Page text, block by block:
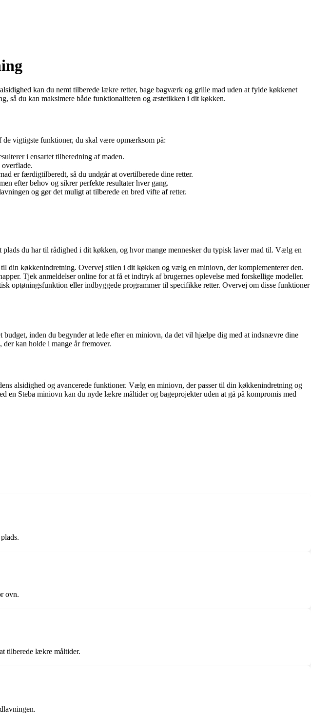
kan du nemt tilberede lækre retter, bage bagværk og grille mad uden at fylde køkkenet
så du kan maksimere både funktionaliteten og æstetikken i dit køkken.
de vigtigste funktioner, du skal være opmærksom på:
i ensartet tilberedning af maden.
er færdigtilberedt, så du undgår at overtilberede dine retter.
efter behov og sikrer perfekte resultater hver gang.
og gør det muligt at tilberede en bred vifte af retter.
du har til rådighed i dit køkken, og hvor mange mennesker du typisk laver mad til. Vælg en
din køkkenindretning. Overvej stilen i dit køkken og vælg en miniovn, der komplementerer den.
Tjek anmeldelser online for at få et indtryk af brugernes oplevelse med forskellige modeller.
optøningsfunktion eller indbyggede programmer til specifikke retter. Overvej om disse funktioner
inden du begynder at lede efter en miniovn, da det vil hjælpe dig med at indsnævre dine
kan holde i mange år fremover.
alsidighed og avancerede funktioner. Vælg en miniovn, der passer til din køkkenindretning og
Steba miniovn kan du nyde lækre måltider og bageprojekter uden at gå på kompromis med
ovn.
tilberede lækre måltider.